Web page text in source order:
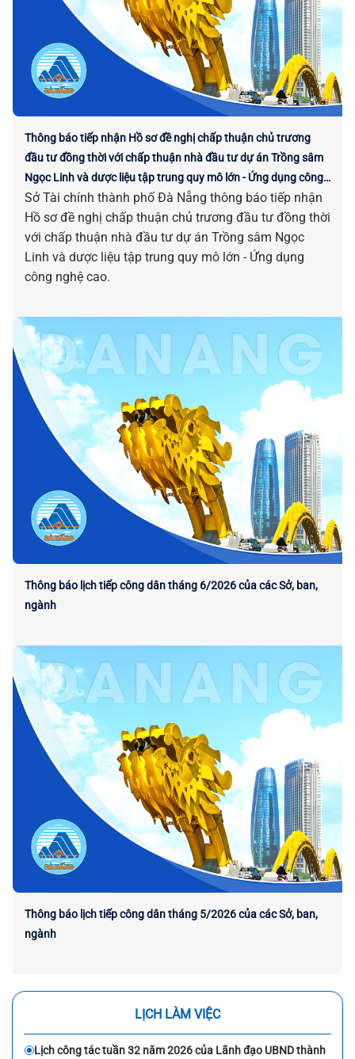
Thông báo tiếp nhận Hồ sơ đề nghị chấp thuận chủ trương
đầu tư đồng thời với chấp thuận nhà đầu tư dự án Trồng sâm
Ngọc Linh và dược liệu tập trung quy mô lớn - Ứng dụng công
nghệ cao
Sở Tài chính thành phố Đà Nẵng thông báo tiếp nhận
Hồ sơ đề nghị chấp thuận chủ trương đầu tư đồng thời
với chấp thuận nhà đầu tư dự án Trồng sâm Ngọc
Linh và dược liệu tập trung quy mô lớn - Ứng dụng
công nghệ cao.
Thông báo lịch tiếp công dân tháng 6/2026 của các Sở, ban,
ngành
Thông báo lịch tiếp công dân tháng 5/2026 của các Sở, ban,
ngành
LỊCH LÀM VIỆC
Lịch công tác tuần 32 năm 2026 của Lãnh đạo UBND thành